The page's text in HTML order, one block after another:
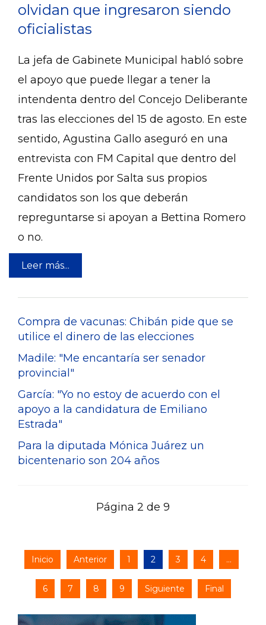
olvidan que ingresaron siendo
oficialistas
La jefa de Gabinete Municipal habló sobre
el apoyo que puede llegar a tener la
intendenta dentro del Concejo Deliberante
tras las elecciones del 15 de agosto. En este
sentido, Agustina Gallo aseguró en una
entrevista con FM Capital que dentro del
Frente Unidos por Salta sus propios
candidatos son los que deberán
repreguntarse si apoyan a Bettina Romero
o no.
Leer más...
Compra de vacunas: Chibán pide que se
utilice el dinero de las elecciones
Madile: "Me encantaría ser senador
provincial"
García: "Yo no estoy de acuerdo con el
apoyo a la candidatura de Emiliano
Estrada"
Para la diputada Mónica Juárez un
bicentenario son 204 años
Página 2 de 9
Inicio Anterior 1 2 3 4 ...
6 7 8 9 Siguiente Final